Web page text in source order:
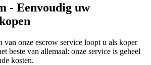
- Eenvoudig uw
van onze escrow service loopt u als koper
beste van allemaal: onze service is geheel
kosten.